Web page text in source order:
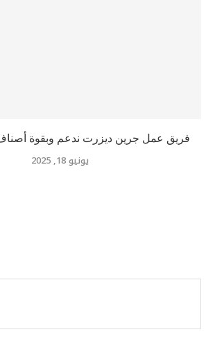
فريق عمل جرين ديزرت ندعم وبقوة
يونيو 18, 2025